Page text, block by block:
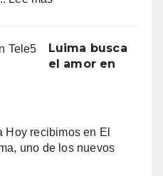
con
zonas
la
guerra
ilegales:
primeras
Luima busca
el amor en
Hoy recibimos en El
uno de los nuevos